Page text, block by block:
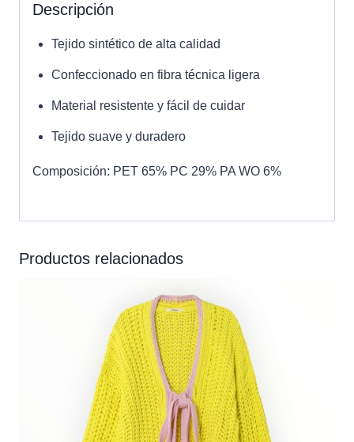
Descripción
Tejido sintético de alta calidad
Confeccionado en fibra técnica ligera
Material resistente y fácil de cuidar
Tejido suave y duradero
Composición: PET 65% PC 29% PA WO 6%
Productos relacionados